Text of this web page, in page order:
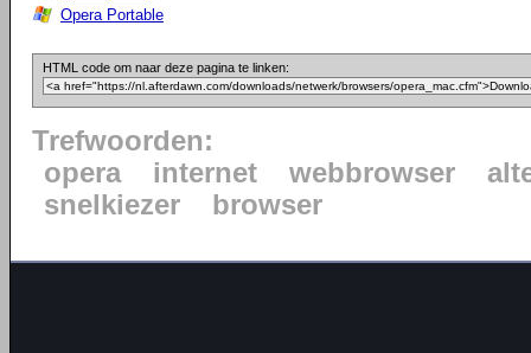
Opera Portable
HTML code om naar deze pagina te linken:
Trefwoorden:
opera
internet webbrowser
snelkiezer
browser